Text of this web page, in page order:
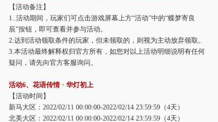
【活动备注】
1..活动期间，玩家们可点击游戏屏幕上方“活动”中的“蝶梦寄良
辰”按钮，即可查看并参与活动。
2.达到活动领取条件的玩家，但未领取的，则视为主动放弃领取。
3.本活动最终解释权归官方所有，如您对以上活动明细说明有任何
疑问，请先向官方客服询问。
活动6、花语传情 · 华灯初上
【活动时间】
新马大区： 2022/02/11 00:00:00-2022/02/14 23:59:59（4天）
北美大区： 2022/02/11 00:00:00-2022/02/14 23:59:59（4天）